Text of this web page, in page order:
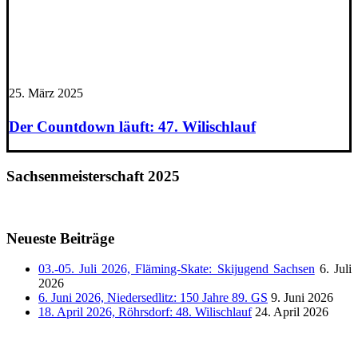
25. März 2025
Der Countdown läuft: 47. Wilischlauf
Sachsenmeisterschaft 2025
Neueste Beiträge
03.-05. Juli 2026, Fläming-Skate: Skijugend Sachsen 6. Juli
2026
6. Juni 2026, Niedersedlitz: 150 Jahre 89. GS 9. Juni 2026
18. April 2026, Röhrsdorf: 48. Wilischlauf 24. April 2026